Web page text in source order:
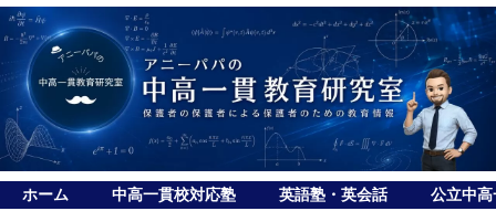
ホーム 中高一貫校対応塾 英語塾・英会話 公立中